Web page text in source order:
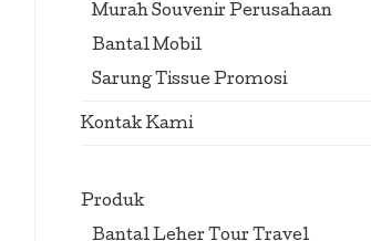
Murah Souvenir Perusahaan
Bantal Mobil
Sarung Tissue Promosi
Kontak Kami
Produk
Bantal Leher Tour Travel